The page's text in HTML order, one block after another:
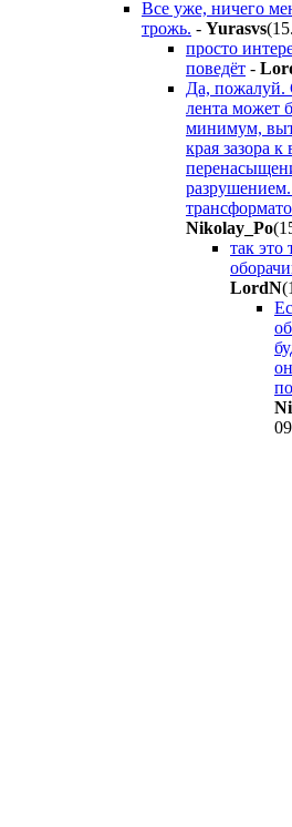
Все уже, ничего
трожь. - Yurasvs
просто
поведёт -
Да, пожалуй.
лента может
минимум,
края зазора
Nikolay_Po
так это
LordN